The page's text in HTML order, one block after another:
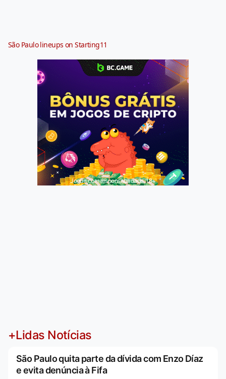
São Paulo lineups on Starting11
Jogue com responsabilidade. 18+
+Lidas Notícias
São Paulo quita parte da dívida com Enzo Díaz
e evita denúncia à Fifa